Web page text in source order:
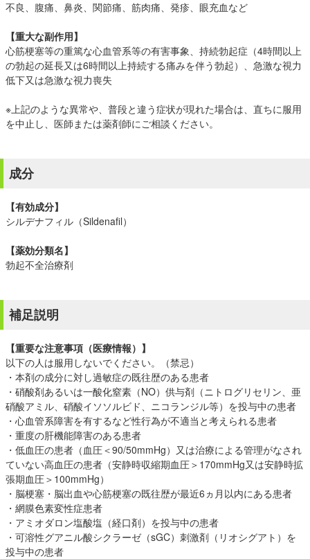
不良、腹痛、鼻炎、関節痛、筋肉痛、発疹、眼充血など
【重大な副作用】
心筋梗塞等の重篤な心血管系等の有害事象、持続勃起症（4時間以上
の勃起の延長又は6時間以上持続する痛みを伴う勃起）、急激な視力
低下又は急激な視力喪失
※上記のような異常や、普段と違う症状が現れた場合は、直ちに服用
を中止し、医師または薬剤師にご相談ください。
成分
【有効成分】
シルデナフィル（Sildenafil）
【薬効分類名】
勃起不全治療剤
補足説明
【重要な注意事項（医療情報）】
以下の人は服用しないでください。（禁忌）
・本剤の成分に対し過敏症の既往歴のある患者
・硝酸剤あるいは一酸化窒素（NO）供与剤（ニトログリセリン、亜
硝酸アミル、硝酸イソソルビド、ニコランジル等）を投与中の患者
・心血管系障害を有するなど性行為が不適当と考えられる患者
・重度の肝機能障害のある患者
・低血圧の患者（血圧＜90/50mmHg）又は治療による管理がなされ
ていない高血圧の患者（安静時収縮期血圧＞170mmHg又は安静時拡
張期血圧＞100mmHg）
・脳梗塞・脳出血や心筋梗塞の既往歴が最近6ヵ月以内にある患者
・網膜色素変性症患者
・アミオダロン塩酸塩（経口剤）を投与中の患者
・可溶性グアニル酸シクラーゼ（sGC）刺激剤（リオシグアト）を
投与中の患者